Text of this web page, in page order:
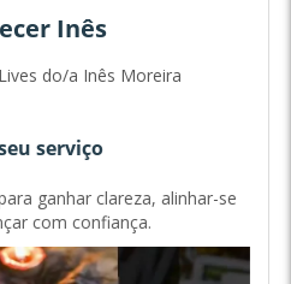
Inês
do/a Inês Moreira
serviço
ganhar clareza, alinhar-se
com confiança.